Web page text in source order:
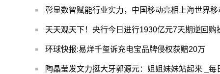
彰显数智赋能行业实力，中国移动亮相上海世界
天天观天下！央行今日进行1930亿元7天期逆回购
环球快报:易烊千玺诉充电宝品牌侵权获赔20万
陶晶莹发文力挺大牙郭源元：姐姐妹妹站起来 _每